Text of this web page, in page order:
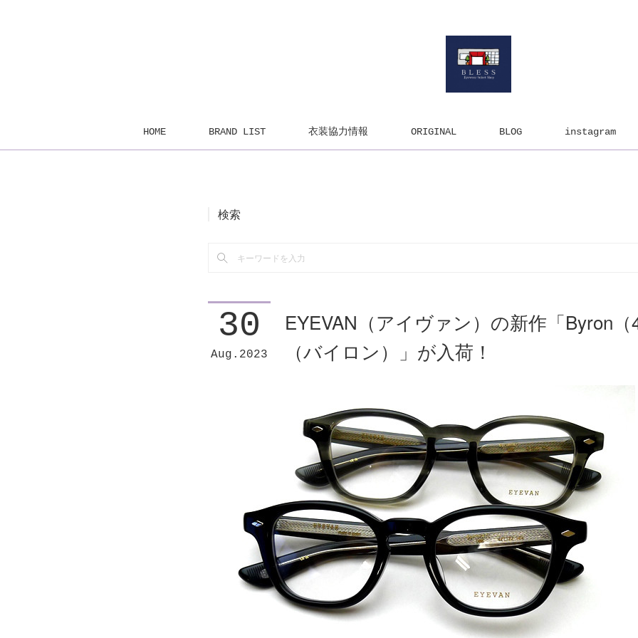
HOME BRAND LIST 衣装協力情報 ORIGINAL BLOG instagram
検索
30
Aug 2023
EYEVAN（アイヴァン）の新作「Byron（
（バイロン）」が入荷！